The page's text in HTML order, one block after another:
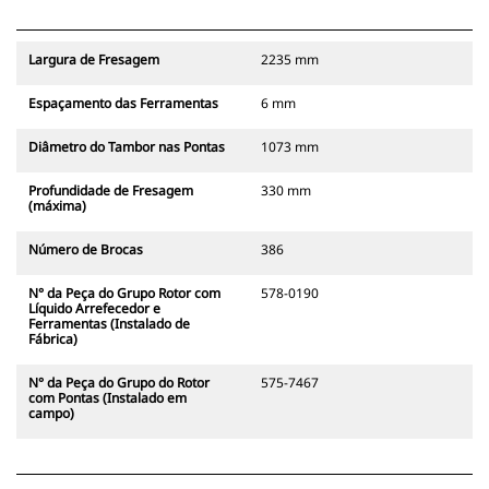
Largura de Fresagem 2235 mm
Espaçamento das Ferramentas 6 mm
Diâmetro do Tambor nas Pontas 1073 mm
Profundidade de Fresagem
(máxima)
330 mm
Número de Brocas 386
N° da Peça do Grupo Rotor com
Líquido Arrefecedor e
Ferramentas (Instalado de
Fábrica)
578-0190
N° da Peça do Grupo do Rotor
com Pontas (Instalado em
campo)
575-7467